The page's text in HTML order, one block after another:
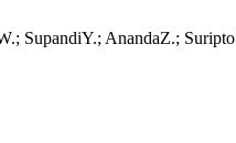
SupandiY.; AnandaZ.;